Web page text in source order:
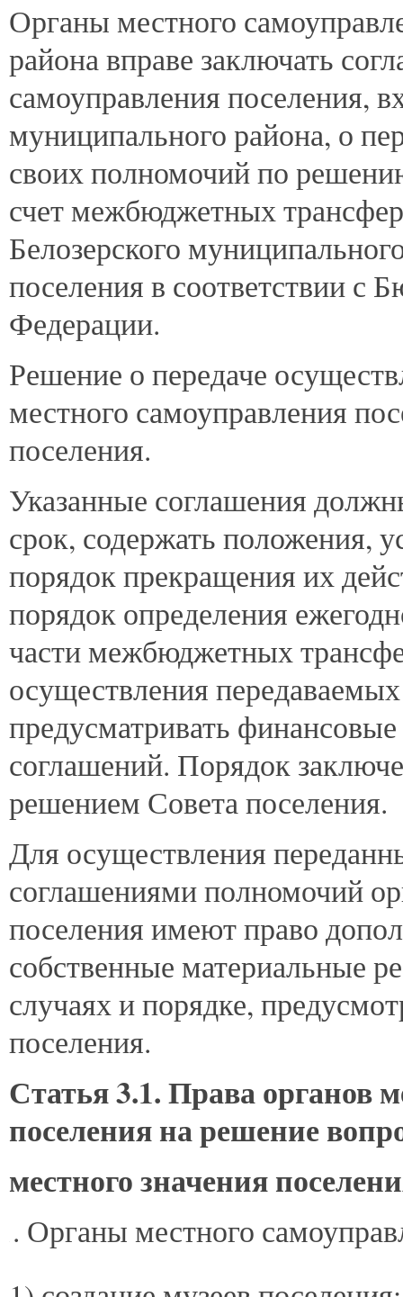
Органы местного
района вправе заключать
самоуправления поселения,
муниципального района, о
своих полномочий по
счет межбюджетных
Белозерского
поселения в соответствии с
Федерации.
Решение о передаче
местного самоуправления
поселения.
Указанные соглашения
срок, содержать положения,
порядок прекращения их
порядок определения
части межбюджетных
осуществления
предусматривать
соглашений. Порядок
решением Совета поселения.
Для осуществления
соглашениями полномочий
поселения имеют право
собственные материальные
случаях и порядке,
поселения.
Статья 3.1. Права органов
поселения на решение
местного значения
Органы местного